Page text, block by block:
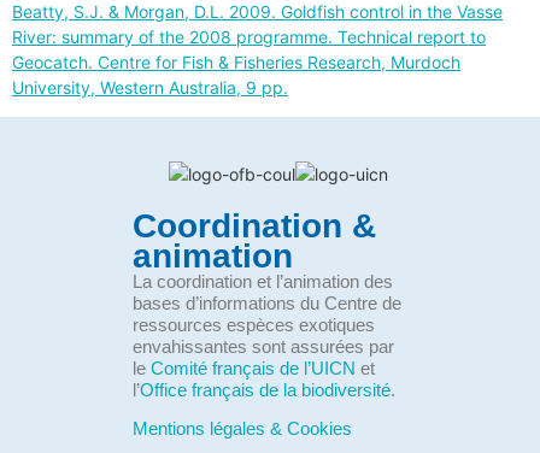
Beatty, S.J. & Morgan, D.L. 2009. Goldfish control in the Vasse
River: summary of the 2008 programme. Technical report to
Geocatch. Centre for Fish & Fisheries Research, Murdoch
University, Western Australia, 9 pp.
Coordination &
animation
La coordination et l’animation des
bases d’informations du Centre de
ressources espèces exotiques
envahissantes sont assurées par
le Comité français de l’UICN et
l’Office français de la biodiversité.
Mentions légales & Cookies